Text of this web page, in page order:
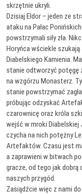
skrzętnie ukryli.
Dzisiaj Eldor – jeden ze
ataku na Pałac
powstrzymali siły zła.
Horyńca wściekle
Diabelskiego Kamienia.
stanie odtworzyć potęgę
na wzgórzu Monasterz.
stanie powstrzymać
próbując odzyskać
czarownicę oraz króla
wejść w mroki Diabelskiej
czycha na nich potężny
Artefaktów. Czasu jest
a zaprawieni w bitwach
gracze, od tego jak dobrą
naszych przygód.
Zasiądźcie więc z nami do